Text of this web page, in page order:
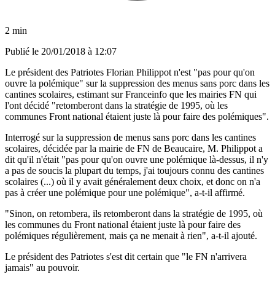
2 min
Publié le 20/01/2018 à 12:07
Le président des Patriotes Florian Philippot n'est "pas pour qu'on
ouvre la polémique" sur la suppression des menus sans porc dans les
cantines scolaires, estimant sur Franceinfo que les mairies FN qui
l'ont décidé "retomberont dans la stratégie de 1995, où les
communes Front national étaient juste là pour faire des polémiques".
Interrogé sur la suppression de menus sans porc dans les cantines
scolaires, décidée par la mairie de FN de Beaucaire, M. Philippot a
dit qu'il n'était "pas pour qu'on ouvre une polémique là-dessus, il n'y
a pas de soucis la plupart du temps, j'ai toujours connu des cantines
scolaires (...) où il y avait généralement deux choix, et donc on n'a
pas à créer une polémique pour une polémique", a-t-il affirmé.
"Sinon, on retombera, ils retomberont dans la stratégie de 1995, où
les communes du Front national étaient juste là pour faire des
polémiques régulièrement, mais ça ne menait à rien", a-t-il ajouté.
Le président des Patriotes s'est dit certain que "le FN n'arrivera
jamais" au pouvoir.